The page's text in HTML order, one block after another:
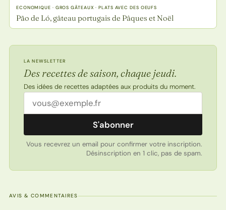
ECONOMIQUE · GROS GÂTEAUX · PLATS AVEC DES OEUFS
Pão de Ló, gâteau portugais de Pâques et Noël
LA NEWSLETTER
Des recettes de saison, chaque jeudi.
Des idées de recettes adaptées aux produits du moment.
Adresse email
S'abonner
Vous recevrez un email pour confirmer votre inscription.
Désinscription en 1 clic, pas de spam.
AVIS & COMMENTAIRES